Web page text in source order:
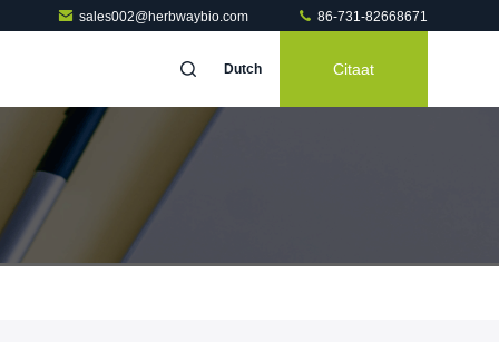
sales002@herbwaybio.com 86-731-82668671
Dutch Citaat